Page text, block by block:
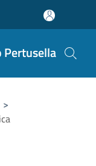
Pertusella
>